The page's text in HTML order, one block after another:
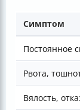
Симптом
Постоянное
Рвота,
Вялость,